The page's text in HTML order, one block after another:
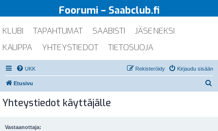
Foorumi – Saabclub.fi
KLUBI TAPAHTUMAT SAABISTI
JÄSENEKSI
KAUPPA
YHTEYSTIEDOT TIETOSUOJA
UKK Kirjaudu sisään
Rekisteröidy
Etusivu
Yhteystiedot käyttäjälle
Vastaanottaja: